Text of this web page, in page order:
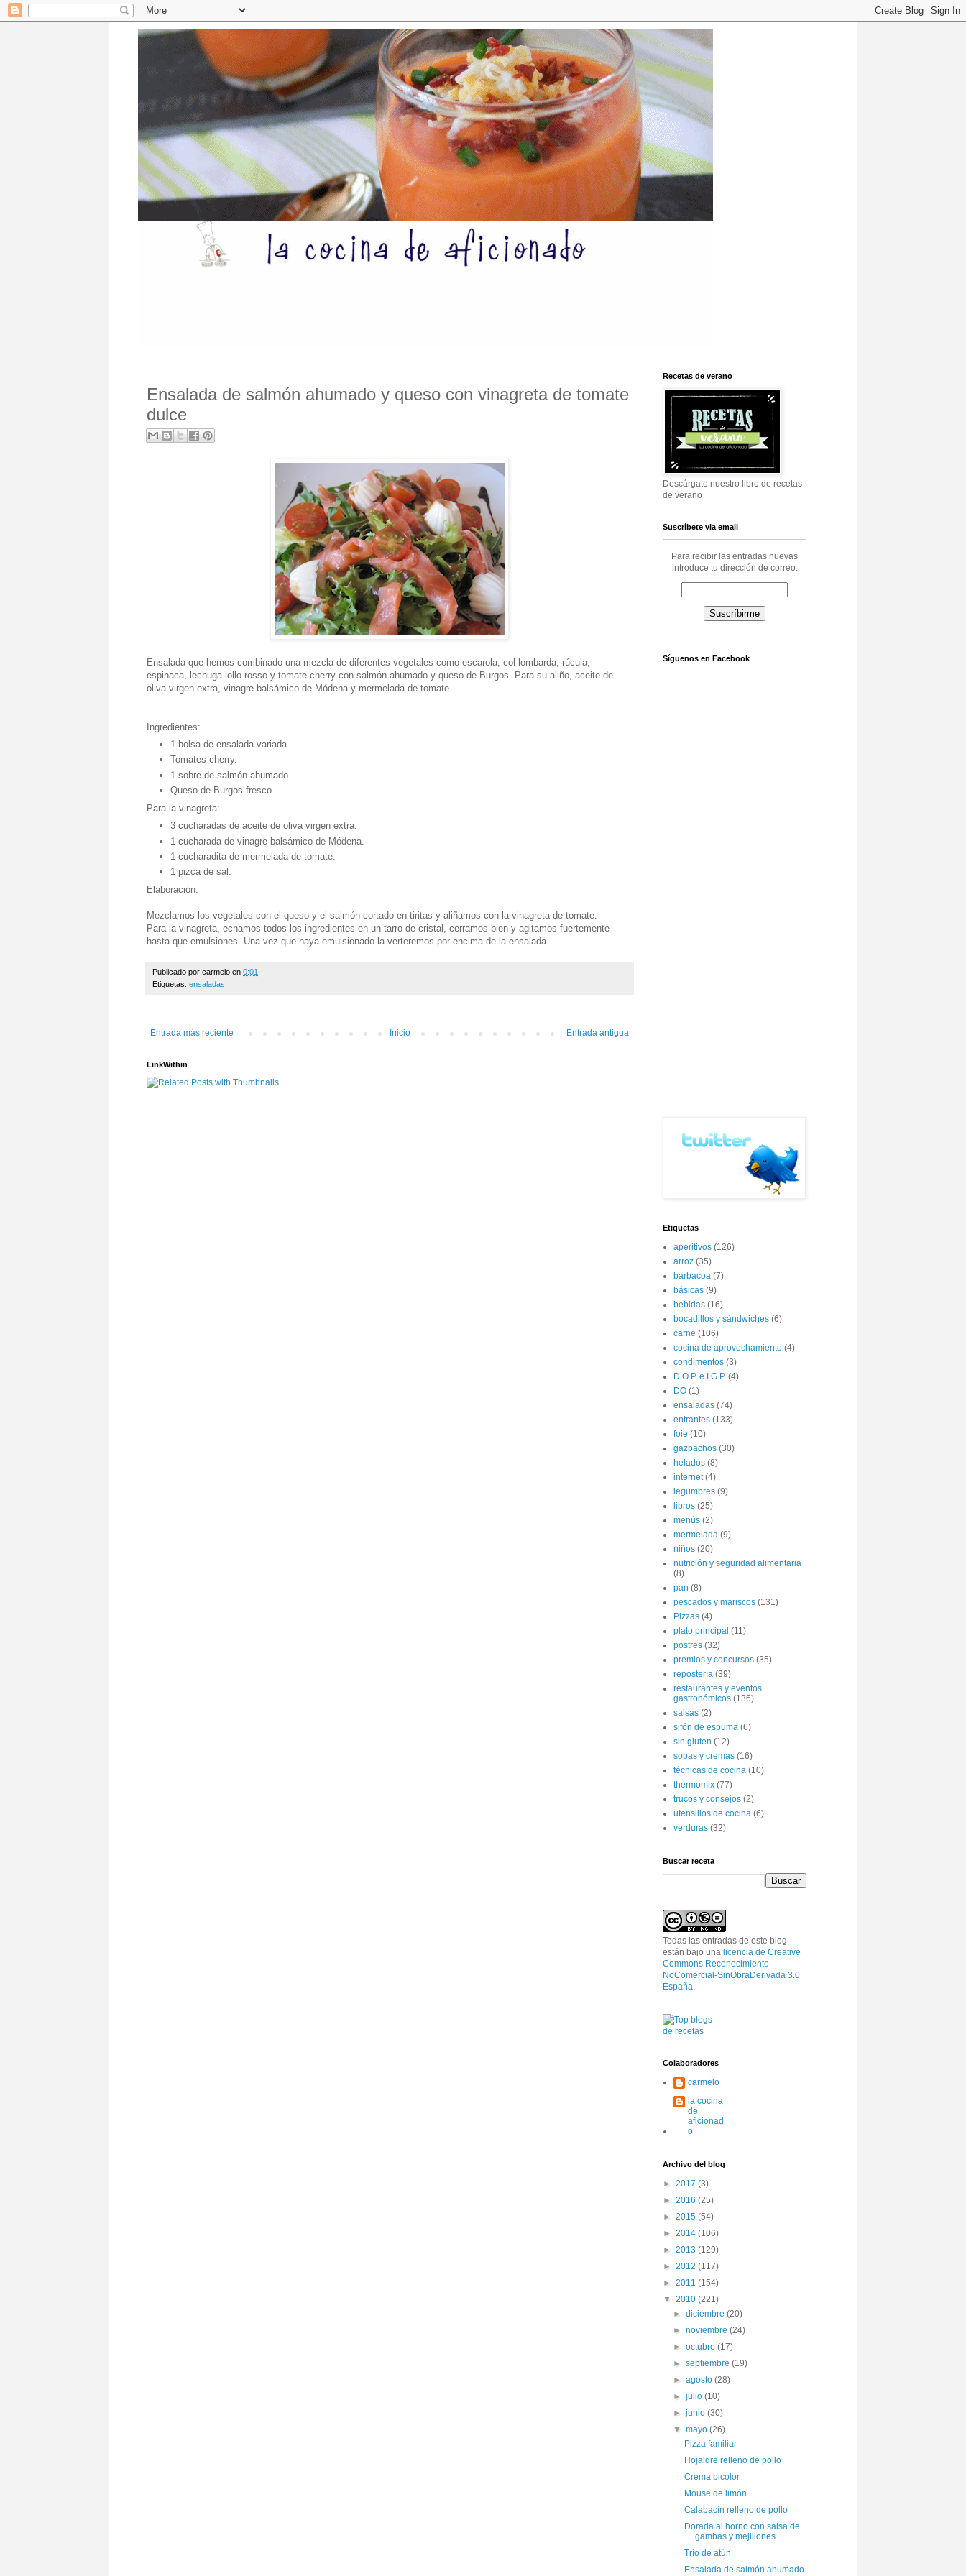
Ensalada de salmón ahumado y queso con vinagreta de tomate
dulce
Ensalada que hemos combinado una mezcla de diferentes vegetales como escarola, col lombarda, rúcula,
espinaca, lechuga lollo rosso y tomate cherry con salmón ahumado y queso de Burgos. Para su aliño, aceite de
oliva virgen extra, vinagre balsámico de Módena y mermelada de tomate.
Ingredientes:
1 bolsa de ensalada variada.
Tomates cherry.
1 sobre de salmón ahumado.
Queso de Burgos fresco.
Para la vinagreta:
3 cucharadas de aceite de oliva virgen extra.
1 cucharada de vinagre balsámico de Módena.
1 cucharadita de mermelada de tomate.
1 pizca de sal.
Elaboración:
Mezclamos los vegetales con el queso y el salmón cortado en tiritas y aliñamos con la vinagreta de tomate.
Para la vinagreta, echamos todos los ingredientes en un tarro de cristal, cerramos bien y agitamos fuertemente
hasta que emulsiones. Una vez que haya emulsionado la verteremos por encima de la ensalada.
Publicado por carmelo en 0:01
Etiquetas: ensaladas
Entrada más reciente Entrada antigua
Inicio
LinkWithin
Recetas de verano
Descárgate nuestro libro de recetas
de verano
Suscríbete via email
Para recibir las entradas nuevas
introduce tu dirección de correo:
Síguenos en Facebook
Etiquetas
aperitivos (126)
arroz (35)
barbacoa (7)
básicas (9)
bebidas (16)
bocadillos y sándwiches (6)
carne (106)
cocina de aprovechamiento (4)
condimentos (3)
D.O.P. e I.G.P. (4)
DO (1)
ensaladas (74)
entrantes (133)
foie (10)
gazpachos (30)
helados (8)
internet (4)
legumbres (9)
libros (25)
menús (2)
mermelada (9)
niños (20)
nutrición y seguridad alimentaria
(8)
pan (8)
pescados y mariscos (131)
Pizzas (4)
plato principal (11)
postres (32)
premios y concursos (35)
repostería (39)
restaurantes y eventos
gastronómicos (136)
salsas (2)
sifón de espuma (6)
sin gluten (12)
sopas y cremas (16)
técnicas de cocina (10)
thermomix (77)
trucos y consejos (2)
utensilios de cocina (6)
verduras (32)
Buscar receta
Todas las entradas de este blog
están bajo una licencia de Creative
Commons Reconocimiento-
NoComercial-SinObraDerivada 3.0
España.
Colaboradores
carmelo
la cocina
de
aficionad
o
Archivo del blog
► 2017 (3)
► 2016 (25)
► 2015 (54)
► 2014 (106)
► 2013 (129)
► 2012 (117)
► 2011 (154)
▼ 2010 (221)
►diciembre(20)
►noviembre(24)
►octubre(17)
►septiembre(19)
►agosto(28)
►julio(10)
►junio(30)
▼mayo(26)
Pizza familiar
Hojaldre relleno de pollo
Crema bicolor
Mouse de limón
Calabacín relleno de pollo
Dorada al horno con salsa de
gambas y mejillones
Trío de atún
Ensalada de salmón ahumado